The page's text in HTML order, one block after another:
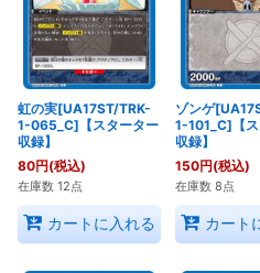
虹の実[UA17ST/TRK-
1-065_C]【スターター
収録】
80円(税込)
在庫数 12点
カートに入れる
ゾンゲ
1-101_C]【
収録】
150円(税込)
在庫数 8点
カート